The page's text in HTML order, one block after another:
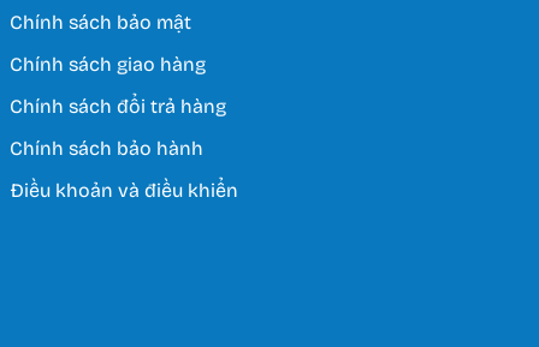
Chính sách bảo mật
Chính sách giao hàng
Chính sách đổi trả hàng
Chính sách bảo hành
Điều khoản và điều khiển